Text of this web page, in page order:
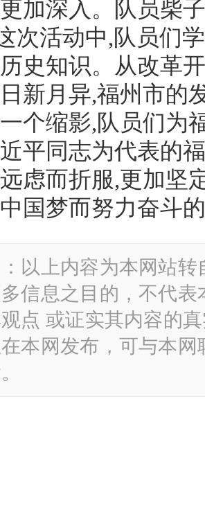
加深入。队员柴
次活动中,队员们
史知识。从改革
新月异,福州市的
个缩影,队员们为
平同志为代表的
虑而折服,更加坚
国梦而努力奋斗
以上内容为本网站
信息之目的，不代
点 或证实其内容的
本网发布，可与本